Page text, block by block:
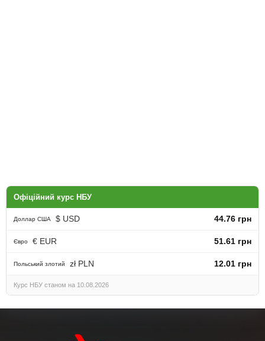
Офіційний курс НБУ
Доллар США $ USD 44.76 грн
Євро € EUR 51.61 грн
Польський злотий zł PLN 12.01 грн
Курс НБУ станом на 10.08.2026